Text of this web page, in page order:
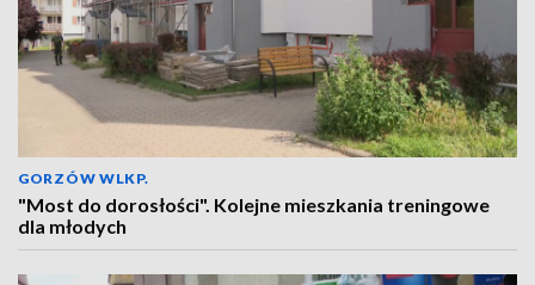
GORZÓW WLKP.
"Most do dorosłości". Kolejne mieszkania treningowe
dla młodych